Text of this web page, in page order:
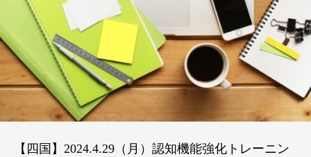
【四国】2024.4.29（月）認知機能強化トレーニン